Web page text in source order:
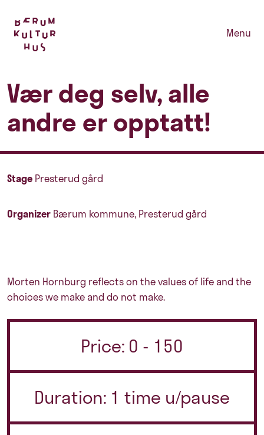
Menu
Vær deg selv, alle
andre er opptatt!
Stage Presterud gård
Organizer Bærum kommune, Presterud gård
Morten Hornburg reflects on the values of life and the
choices we make and do not make.
Price: 0 - 150
Duration: 1 time u/pause